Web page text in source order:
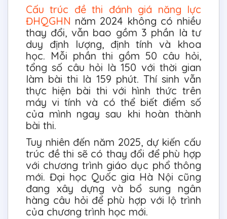
Cấu trúc đề thi đánh giá năng lực
ĐHQGHN năm 2024 không có nhiều
thay đổi, vẫn bao gồm 3 phần là tư
duy định lượng, định tính và khoa
học. Mỗi phần thi gồm 50 câu hỏi,
tổng số câu hỏi là 150 với thời gian
làm bài thi là 159 phút. Thí sinh vẫn
thực hiện bài thi với hình thức trên
máy vi tính và có thể biết điểm số
của mình ngay sau khi hoàn thành
bài thi.
Tuy nhiên đến năm 2025, dự kiến cấu
trúc đề thi sẽ có thay đổi để phù hợp
với chương trình giáo dục phổ thông
mới. Đại học Quốc gia Hà Nội cũng
đang xây dựng và bổ sung ngân
hàng câu hỏi để phù hợp với lộ trình
của chương trình học mới.